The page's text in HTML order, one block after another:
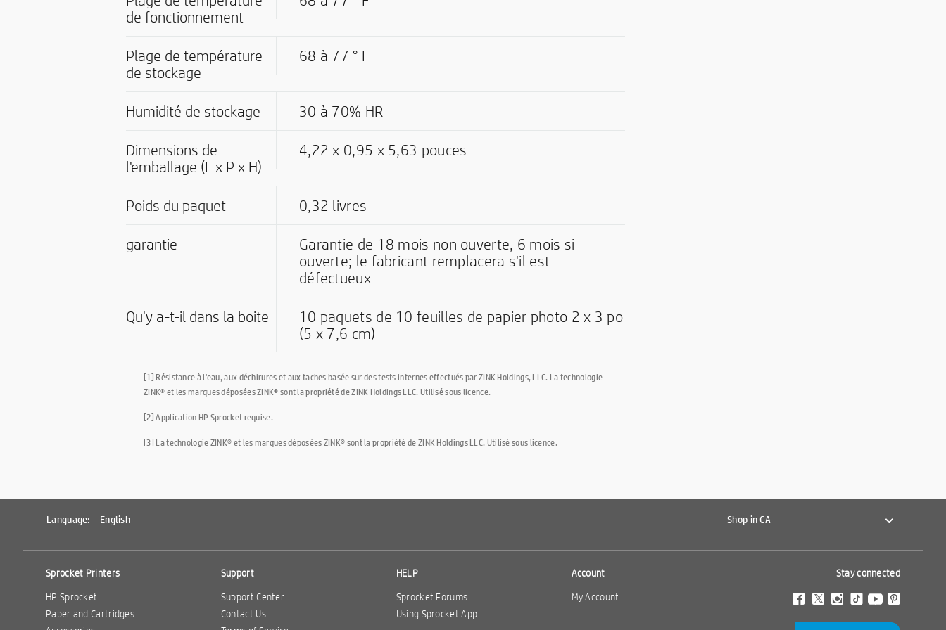
de fonctionnement
Plage de température
de stockage
68 à 77 ° F
Humidité de stockage
30 à 70% HR
Dimensions de
l'emballage (L x P x H)
4,22 x 0,95 x 5,63 pouces
Poids du paquet
0,32 livres
garantie
Garantie de 18 mois non ouverte, 6 mois si
ouverte; le fabricant remplacera s'il est
défectueux
Qu'y a-t-il dans la boite
10 paquets de 10 feuilles de papier photo 2 x 3 po
(5 x 7,6 cm)
[1] Résistance à l'eau, aux déchirures et aux taches basée sur des tests internes effectués par ZINK Holdings, LLC. La technologie
ZINK® et les marques déposées ZINK® sont la propriété de ZINK Holdings LLC. Utilisé sous licence.
[2] Application HP Sprocket requise.
[3] La technologie ZINK® et les marques déposées ZINK® sont la propriété de ZINK Holdings LLC. Utilisé sous licence.
Language: English Shop in CA
Sprocket Printers
HP Sprocket
Paper and Cartridges
Support
Support Center
Contact Us
HELP
Sprocket Forums
Using Sprocket App
Account
My Account
Stay connected